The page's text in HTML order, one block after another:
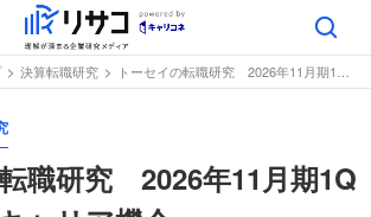
決算転職研究 トーセイの転職研究 2026年11月期1Q決算に見るキャリア機会
職研究 2026年11月期1Q